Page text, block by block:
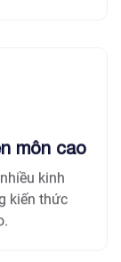
môn cao
kinh
kiến thức